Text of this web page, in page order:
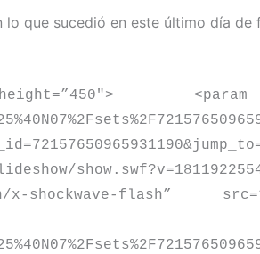
que sucedió en este último día
> <
flash”